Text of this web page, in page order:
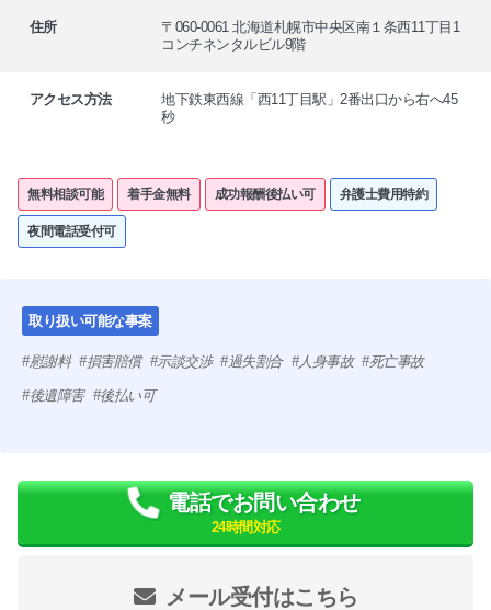
住所
〒060-0061 北海道札幌市中央区南１条西11丁目1
コンチネンタルビル9階
アクセス方法
地下鉄東西線「西11丁目駅」2番出口から右へ45
秒
無料相談可能 着手金無料 成功報酬後払い可 弁護士費用特約
夜間電話受付可
取り扱い可能な事案
慰謝料 損害賠償 示談交渉 過失割合 人身事故 死亡事故
後遺障害 後払い可
メール受付はこちら
電話でお問い合わせ
24時間対応